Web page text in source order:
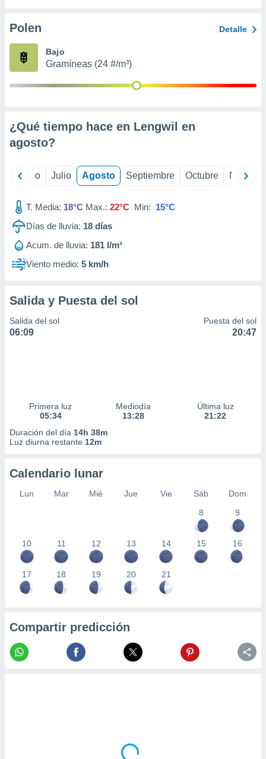
e
mediante
de
1199
Polen Detalle
Bajo
Gramíneas (24 #/m³)
¿Qué tiempo hace en Lengwil en
agosto?
Junio Julio Agosto Septiembre Octubre
T. Media: 18°C Max.: 22°C Min: 15°C
Días de lluvia: 18 días
Acum. de lluvia: 181 l/m²
Viento medio: 5 km/h
Salida y Puesta del sol
Salida del sol
06:09
Puesta del sol
20:47
Primera luz
05:34
Mediodía
13:28
Última luz
21:22
Duración del día 14h 38m
Luz diurna restante 12m
Calendario lunar
Lun Mar Mié Jue Vie Sáb
Dom
8
9
10 11 12 13 14 15 16
17 18 19 20 21
Compartir predicción